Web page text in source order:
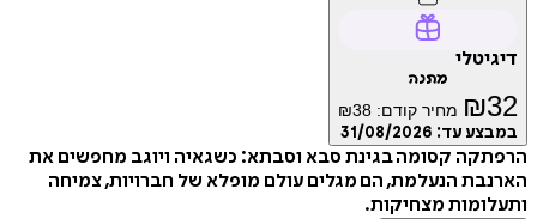
דיגיטלי
מתנה
₪32 מחיר קודם: ₪38
במבצע עד: 31/08/2026
הרפתקה קסומה בגינת סבא וסבתא: כשגאיה ויוגב מחפשים את
הארנבת הנעלמת, הם מגלים עולם מופלא של חברויות, צמיחה
ותעלומות מצחיקות.